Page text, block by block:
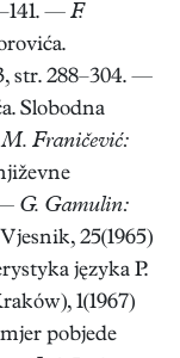
— F.
str. 288–304. —
Slobodna
M. Franičević:
G. Gamulin:
25(1965)
języka P.
1(1967)
pobjede